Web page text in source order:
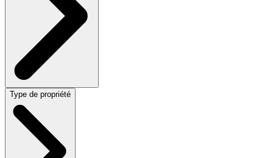
Type de propriété